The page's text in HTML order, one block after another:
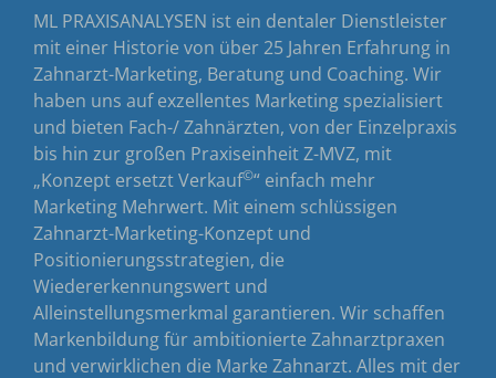
ML PRAXISANALYSEN ist ein dentaler Dienstleister
mit einer Historie von über 25 Jahren Erfahrung in
Zahnarzt-Marketing, Beratung und Coaching. Wir
haben uns auf exzellentes Marketing spezialisiert
und bieten Fach-/ Zahnärzten, von der Einzelpraxis
bis hin zur großen Praxiseinheit Z-MVZ, mit
„Konzept ersetzt Verkauf©“ einfach mehr
Marketing Mehrwert. Mit einem schlüssigen
Zahnarzt-Marketing-Konzept und
Positionierungsstrategien, die
Wiedererkennungswert und
Alleinstellungsmerkmal garantieren. Wir schaffen
Markenbildung für ambitionierte Zahnarztpraxen
und verwirklichen die Marke Zahnarzt. Alles mit der